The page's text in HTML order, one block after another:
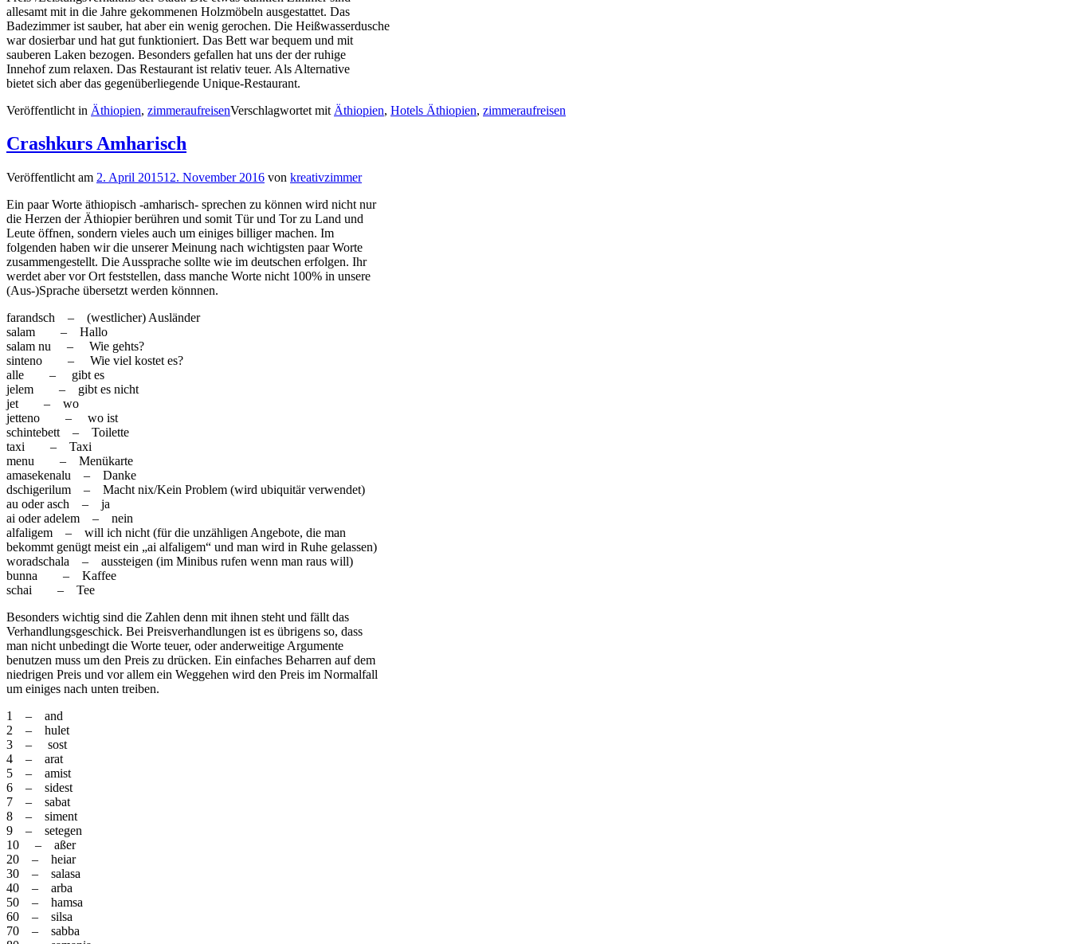
allesamt mit in die Jahre gekommenen Holzmöbeln ausgestattet. Das
Badezimmer ist sauber, hat aber ein wenig gerochen. Die Heißwasserdusche
war dosierbar und hat gut funktioniert. Das Bett war bequem und mit
sauberen Laken bezogen. Besonders gefallen hat uns der der ruhige
Innehof zum relaxen. Das Restaurant ist relativ teuer. Als Alternative
bietet sich aber das gegenüberliegende Unique-Restaurant.
Veröffentlicht in Äthiopien, zimmeraufreisenVerschlagwortet mit Äthiopien, Hotels Äthiopien, zimmeraufreisen
Crashkurs Amharisch
Veröffentlicht am 2. April 201512. November 2016 von kreativzimmer
Ein paar Worte äthiopisch -amharisch- sprechen zu können wird nicht nur
die Herzen der Äthiopier berühren und somit Tür und Tor zu Land und
Leute öffnen, sondern vieles auch um einiges billiger machen. Im
folgenden haben wir die unserer Meinung nach wichtigsten paar Worte
zusammengestellt. Die Aussprache sollte wie im deutschen erfolgen. Ihr
werdet aber vor Ort feststellen, dass manche Worte nicht 100% in unsere
(Aus-)Sprache übersetzt werden könnnen.
farandsch – (westlicher) Ausländer
salam – Hallo
salam nu – Wie gehts?
sinteno – Wie viel kostet es?
alle – gibt es
jelem – gibt es nicht
jet – wo
jetteno – wo ist
schintebett – Toilette
taxi – Taxi
menu – Menükarte
amasekenalu – Danke
dschigerilum – Macht nix/Kein Problem (wird ubiquitär verwendet)
au oder asch – ja
ai oder adelem – nein
alfaligem – will ich nicht (für die unzähligen Angebote, die man
bekommt genügt meist ein „ai alfaligem“ und man wird in Ruhe gelassen)
woradschala – aussteigen (im Minibus rufen wenn man raus will)
bunna – Kaffee
schai – Tee
Besonders wichtig sind die Zahlen denn mit ihnen steht und fällt das
Verhandlungsgeschick. Bei Preisverhandlungen ist es übrigens so, dass
man nicht unbedingt die Worte teuer, oder anderweitige Argumente
benutzen muss um den Preis zu drücken. Ein einfaches Beharren auf dem
niedrigen Preis und vor allem ein Weggehen wird den Preis im Normalfall
um einiges nach unten treiben.
1 – and
2 – hulet
3 – sost
4 – arat
5 – amist
6 – sidest
7 – sabat
8 – siment
9 – setegen
10 – aßer
20 – heiar
30 – salasa
40 – arba
50 – hamsa
60 – silsa
70 – sabba